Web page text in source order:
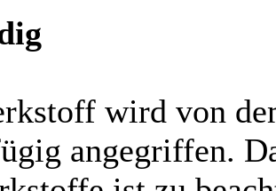
wird von
angegriffen.